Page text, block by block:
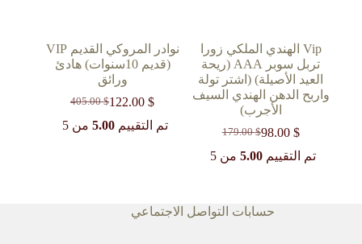
Vip الهندي الملكي زورا
تربل سوبر AAA (ريحة
العيد الأصيلة) (اشتر تولة
واربح الدهن الهندي السيف
الأجرب)
179.00$
السعر
الأصلي
98.00 $
السعر
الحالي تم التقييم 5.00من 5
نوادر المروكي القديم VIP
(قديم 10سنوات) هادئ
ورائق
405.00$
السعر
الأصلي
122.00$
السعر
الحاليتم التقييم5.00 من 5
حسابات التواصل الاجتماعي